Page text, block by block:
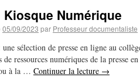
Kiosque Numérique
05/09/2023 par Professeur documentaliste
sélection de presse en ligne au
de ressources numériques de la presse
à la … Continuer la lecture →